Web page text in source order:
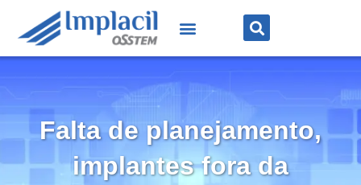
Falta de planejamento,
implantes fora da